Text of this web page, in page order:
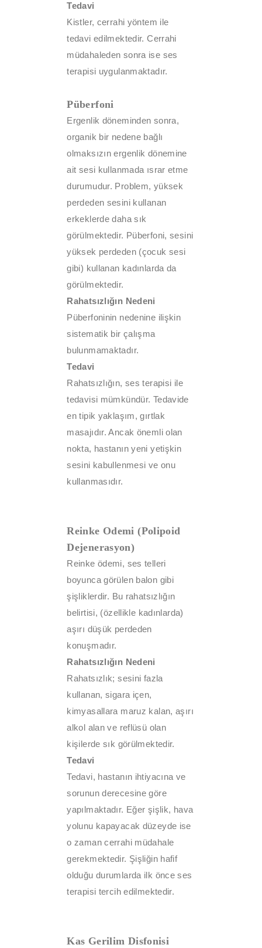
Tedavi
Kistler, cerrahi yöntem ile
tedavi edilmektedir. Cerrahi
müdahaleden sonra ise ses
terapisi uygulanmaktadır.
Püberfoni
Ergenlik döneminden sonra,
organik bir nedene bağlı
olmaksızın ergenlik dönemine
ait sesi kullanmada ısrar etme
durumudur. Problem, yüksek
perdeden sesini kullanan
erkeklerde daha sık
görülmektedir. Püberfoni, sesini
yüksek perdeden (çocuk sesi
gibi) kullanan kadınlarda da
görülmektedir.
Rahatsızlığın Nedeni
Püberfoninin nedenine ilişkin
sistematik bir çalışma
bulunmamaktadır.
Tedavi
Rahatsızlığın, ses terapisi ile
tedavisi mümkündür. Tedavide
en tipik yaklaşım, gırtlak
masajıdır. Ancak önemli olan
nokta, hastanın yeni yetişkin
sesini kabullenmesi ve onu
kullanmasıdır.
Reinke Odemi (Polipoid
Dejenerasyon)
Reinke ödemi, ses telleri
boyunca görülen balon gibi
şişliklerdir. Bu rahatsızlığın
belirtisi, (özellikle kadınlarda)
aşırı düşük perdeden
konuşmadır.
Rahatsızlığın Nedeni
Rahatsızlık; sesini fazla
kullanan, sigara içen,
kimyasallara maruz kalan, aşırı
alkol alan ve reflüsü olan
kişilerde sık görülmektedir.
Tedavi
Tedavi, hastanın ihtiyacına ve
sorunun derecesine göre
yapılmaktadır. Eğer şişlik, hava
yolunu kapayacak düzeyde ise
o zaman cerrahi müdahale
gerekmektedir. Şişliğin hafif
olduğu durumlarda ilk önce ses
terapisi tercih edilmektedir.
Kas Gerilim Disfonisi